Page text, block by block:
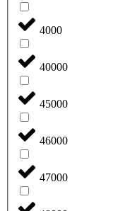
4000
40000
45000
46000
47000